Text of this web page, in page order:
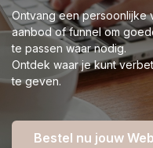
Ontvang een persoonlijke
aanbod of funnel om
te passen waar nodig.
Ontdek waar je kunt
te geven.
Bestel nu jouw Web